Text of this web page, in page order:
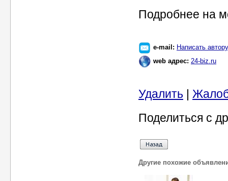
Подробнее на
e-mail: Написать автору
web адрес: 24-biz.ru
Удалить |
Поделиться с
Другие похожие